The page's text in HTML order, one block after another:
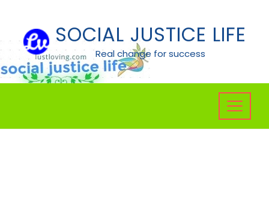
content
SOCIAL JUSTICE LIFE
Real change for success